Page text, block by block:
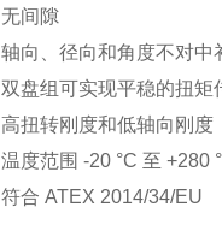
无间隙
轴向、径向和角度不对中
双盘组可实现平稳的扭矩
高扭转刚度和低轴向刚度
温度范围 -20 °C 至 +280
符合 ATEX 2014/34/EU